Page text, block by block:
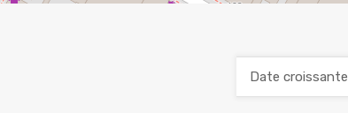
Date croissante